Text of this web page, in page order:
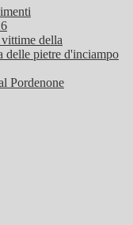
della
delle pietre d'inciampo
Pordenone